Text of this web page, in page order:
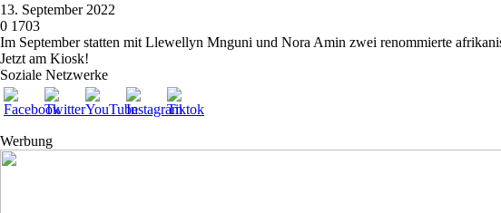
13. September 2022
0 1703
Im September statten mit Llewellyn Mnguni und Nora Amin zwei renommierte
Jetzt am Kiosk!
Soziale Netzwerke
Werbung